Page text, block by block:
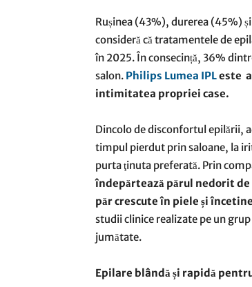
Rușinea (43%), durerea (45%)
consideră că tratamentele de
în 2025. În consecință, 36%
salon. Philips Lumea IPLeste
intimitatea propriei case.
Dincolo de disconfortul epilării,
timpul pierdut prin saloane, la
purta ţinuta preferată. Prin
îndepărtează părul nedorit de
păr crescute în piele și
studii clinice realizate pe un
jumătate.
Epilare blândă și rapidă